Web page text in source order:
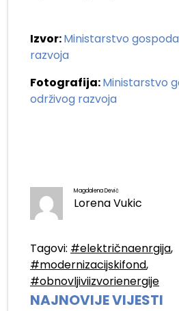
Izvor:Ministarstvo
razvoja
Fotografija:Ministarstvo
održivog razvoja
Magdalena Dević
Lorena Vukic
Tagovi: #električnaenrgija,
#modernizacijskifond,
#obnovljiviizvorienergije
NAJNOVIJE VIJESTI